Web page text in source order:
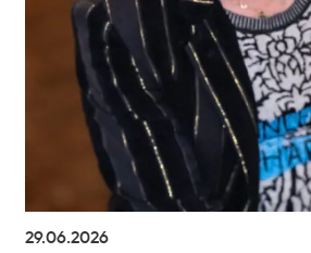
29.06.2026